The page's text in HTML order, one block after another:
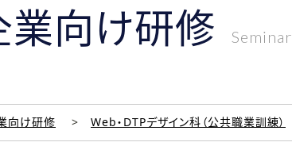
業向け研修 Seminar
向け研修 Web・DTPデザイン科（公共職業訓練）